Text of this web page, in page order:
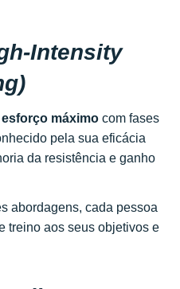
Intensity
máximo com fases
pela sua eficácia
da resistência e ganho
abordagens, cada pessoa
treino aos seus objetivos e